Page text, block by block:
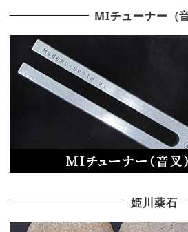
MIチューナー（音
姫川薬石